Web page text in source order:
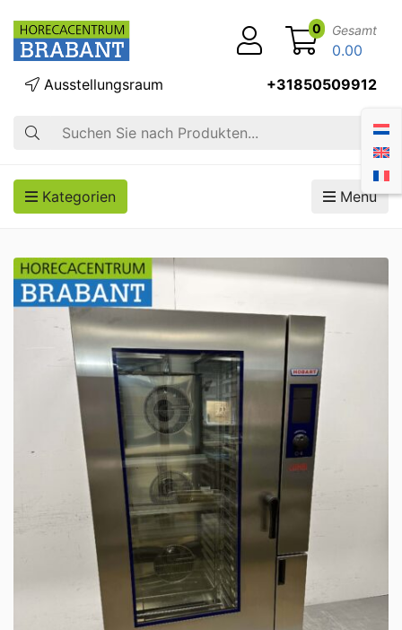
Suche
Ausstellungsraum +31850509912
0 Gesamt
0.00
Kategorien Menü